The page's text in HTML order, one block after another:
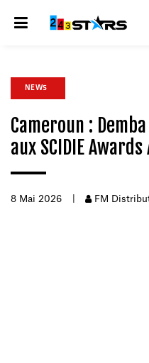
NEWS
Cameroun :
aux SCIDIE
8 Mai 2026 FM